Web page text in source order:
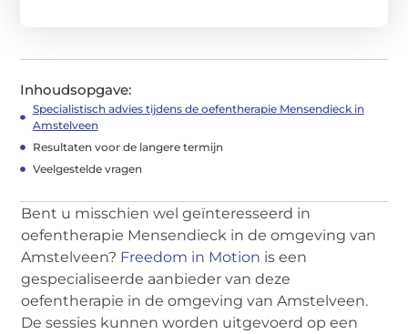
Inhoudsopgave:
Specialistisch advies tijdens de oefentherapie Mensendieck in
Amstelveen
Resultaten voor de langere termijn
Veelgestelde vragen
Bent u misschien wel geïnteresseerd in
oefentherapie Mensendieck in de omgeving van
Amstelveen? Freedom in Motion is een
gespecialiseerde aanbieder van deze
oefentherapie in de omgeving van Amstelveen.
De sessies kunnen worden uitgevoerd op een